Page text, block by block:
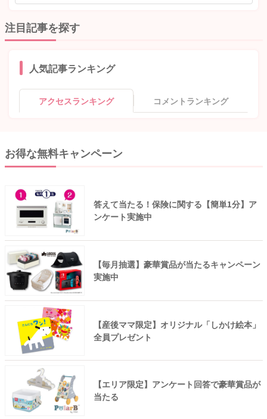
注目記事を探す
人気記事ランキング
アクセスランキング コメントランキング
お得な無料キャンペーン
答えて当たる！保険に関する【簡単1分】ア
ンケート実施中
【毎月抽選】豪華賞品が当たるキャンペーン
実施中
【産後ママ限定】オリジナル「しかけ絵本」
全員プレゼント
【エリア限定】アンケート回答で豪華賞品が
当たる